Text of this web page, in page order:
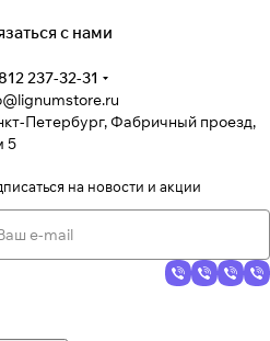
с нами
237-32-31
Петербург, Фабричный проезд,
5
на новости и акции